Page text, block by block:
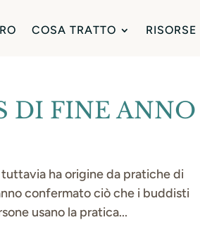
COSA TRATTO RISORSE
DI FINE ANNO
ha origine da pratiche di
confermato ciò che i buddisti
usano la pratica...